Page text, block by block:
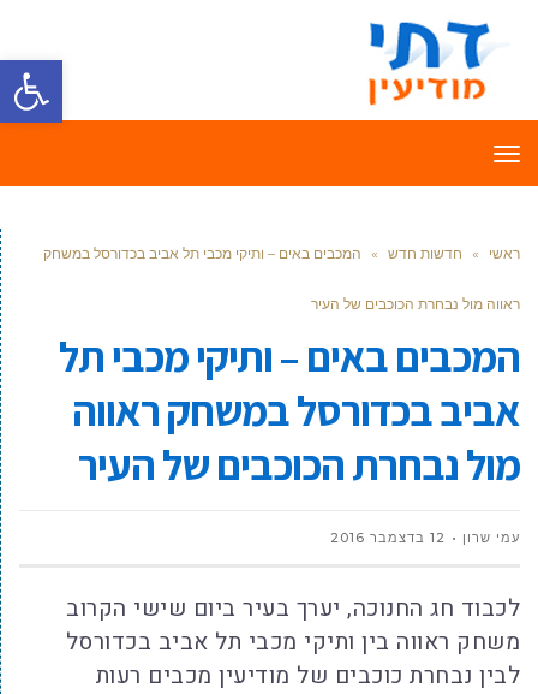
פתח
תפריט
ראשי » חדשות חדש » המכבים באים – ותיקי מכבי תל אביב בכדורסל במשחק
ראווה מול נבחרת הכוכבים של העיר
המכבים באים – ותיקי מכבי תל
אביב בכדורסל במשחק ראווה
מול נבחרת הכוכבים של העיר
עמי שרון 12 בדצמבר 2016
לכבוד חג החנוכה, יערך בעיר ביום שישי הקרוב
משחק ראווה בין ותיקי מכבי תל אביב בכדורסל
לבין נבחרת כוכבים של מודיעין מכבים רעות